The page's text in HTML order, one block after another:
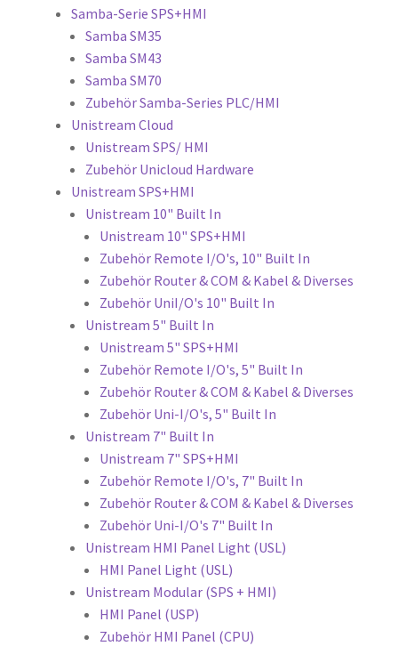
Samba-Serie SPS+HMI
Samba SM35
Samba SM43
Samba SM70
Zubehör Samba-Series PLC/HMI
Unistream Cloud
Unistream SPS/ HMI
Zubehör Unicloud Hardware
Unistream SPS+HMI
Unistream 10" Built In
Unistream 10" SPS+HMI
Zubehör Remote I/O's, 10" Built In
Zubehör Router & COM & Kabel & Diverses
Zubehör UniI/O's 10" Built In
Unistream 5" Built In
Unistream 5" SPS+HMI
Zubehör Remote I/O's, 5" Built In
Zubehör Router & COM & Kabel & Diverses
Zubehör Uni-I/O's, 5" Built In
Unistream 7" Built In
Unistream 7" SPS+HMI
Zubehör Remote I/O's, 7" Built In
Zubehör Router & COM & Kabel & Diverses
Zubehör Uni-I/O's 7" Built In
Unistream HMI Panel Light (USL)
HMI Panel Light (USL)
Unistream Modular (SPS + HMI)
HMI Panel (USP)
Zubehör HMI Panel (CPU)